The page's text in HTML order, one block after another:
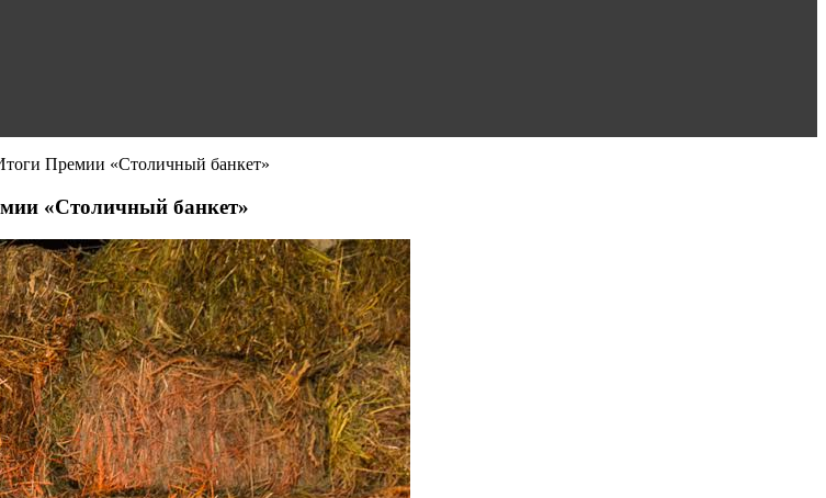
Премии «Столичный банкет»
«Столичный банкет»